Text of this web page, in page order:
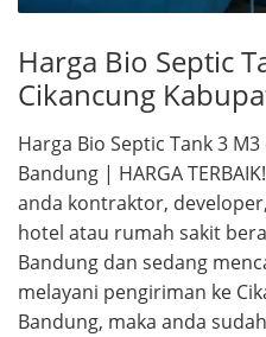
Harga Bio Septic
Cikancung
Harga Bio Septic Tank 3
Bandung | HARGA
anda kontraktor,
hotel atau rumah sakit
Bandung dan sedang
melayani pengiriman ke
Bandung, maka anda